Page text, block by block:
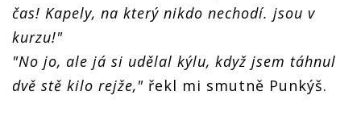
čas! Kapely, na který nikdo nechodí. jsou v
kurzu!"
"No jo, ale já si udělal kýlu, když jsem táhnul
dvě stě kilo rejže," řekl mi smutně Punkýš.